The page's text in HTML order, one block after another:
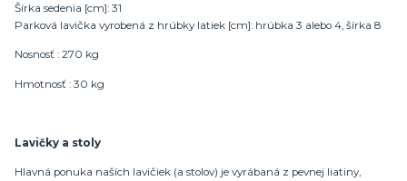
Šírka sedenia [cm]: 31
Parková lavička vyrobená z hrúbky latiek [cm]: hrúbka 3 alebo 4, šírka 8
Nosnosť : 270 kg
Hmotnosť : 30 kg
Lavičky a stoly
Hlavná ponuka naších lavičiek (a stolov) je vyrábaná z pevnej liatiny,